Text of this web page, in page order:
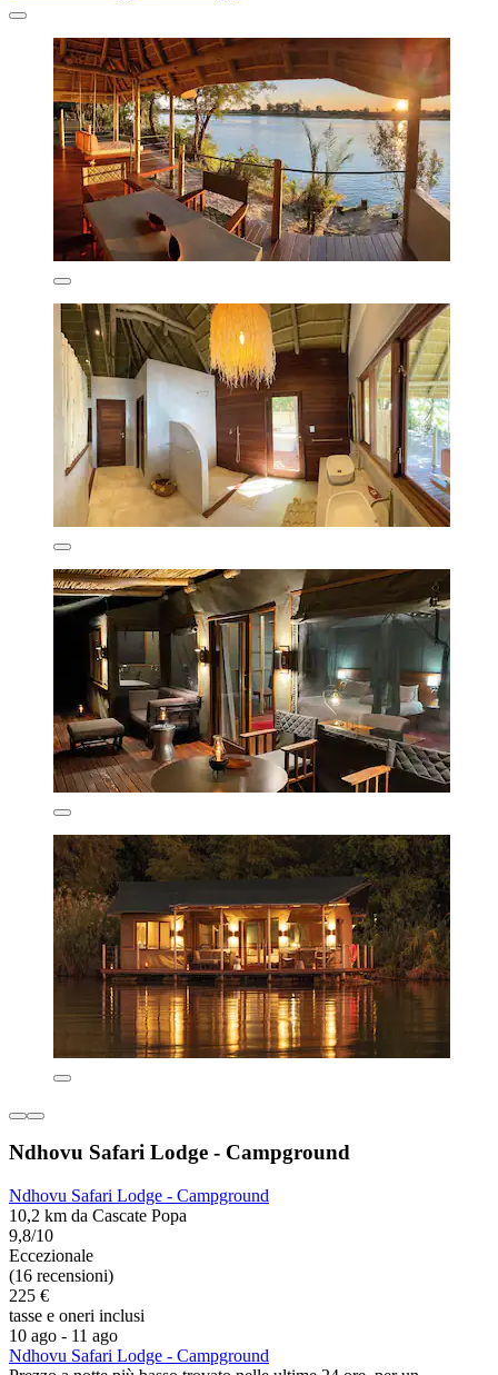
Ndhovu Safari Lodge - Campground
Ndhovu Safari Lodge - Campground
10,2 km da Cascate Popa
9,8/10
Eccezionale
(16 recensioni)
225 €
tasse e oneri inclusi
10 ago - 11 ago
Ndhovu Safari Lodge - Campground